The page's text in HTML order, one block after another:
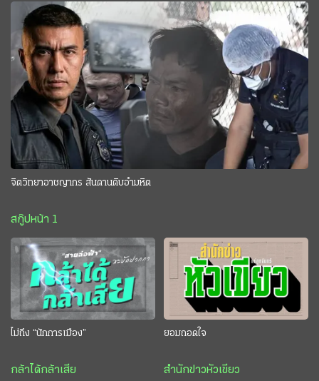
จิตวิทยาอาชญากร สันดานดิบอำมหิต
สกู๊ปหน้า 1
ไม่ถึง “นักการเมือง”
กล้าได้กล้าเสีย
ยอมถอดใจ
สำนักข่าวหัวเขียว